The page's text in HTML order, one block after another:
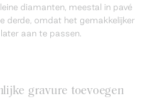
diamanten, meestal in pavé
derde, omdat het gemakkelijker
aan te passen.
gravure toevoegen